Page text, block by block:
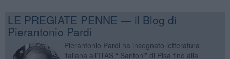
LE PREGIATE PENNE — il Blog di
Pierantonio Pardi
Pierantonio Pardi ha insegnato letteratura
italiana all’ITAS “ Santoni” di Pisa fino alla